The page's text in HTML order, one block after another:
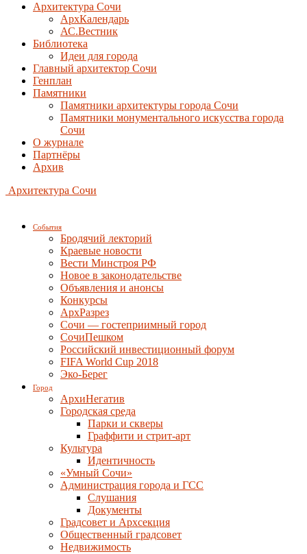
Архитектура Сочи
АрхКалендарь
АС.Вестник
Библиотека
Идеи для города
Главный архитектор Сочи
Генплан
Памятники
Памятники архитектуры города Сочи
Памятники монументального искусства города
Сочи
О журнале
Партнёры
Архив
Архитектура Сочи
События
Бродячий лекторий
Краевые новости
Вести Минстроя РФ
Новое в законодательстве
Объявления и анонсы
Конкурсы
АрхРазрез
Сочи — гостеприимный город
СочиПешком
Российский инвестиционный форум
FIFA World Cup 2018
Эко-Берег
Город
АрхиНегатив
Городская среда
Парки и скверы
Граффити и стрит-арт
Культура
Идентичность
«Умный Сочи»
Администрация города и ГСС
Слушания
Документы
Градсовет и Архсекция
Общественный градсовет
Недвижимость